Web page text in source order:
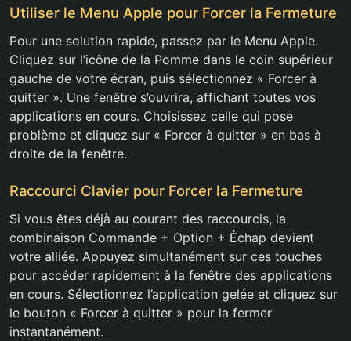
Utiliser le Menu Apple pour Forcer la Fermeture
Pour une solution rapide, passez par le Menu Apple.
Cliquez sur l’icône de la Pomme dans le coin supérieur
gauche de votre écran, puis sélectionnez « Forcer à
quitter ». Une fenêtre s’ouvrira, affichant toutes vos
applications en cours. Choisissez celle qui pose
problème et cliquez sur « Forcer à quitter » en bas à
droite de la fenêtre.
Raccourci Clavier pour Forcer la Fermeture
Si vous êtes déjà au courant des raccourcis, la
combinaison Commande + Option + Échap devient
votre alliée. Appuyez simultanément sur ces touches
pour accéder rapidement à la fenêtre des applications
en cours. Sélectionnez l’application gelée et cliquez sur
le bouton « Forcer à quitter » pour la fermer
instantanément.